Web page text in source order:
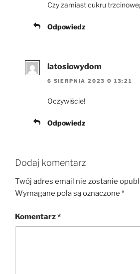
Czy zamiast cukru
Odpowiedz
latosiowydom
6 SIERPNIA 2023 O 13:21
Oczywiście!
Odpowiedz
Dodaj komentarz
Twój adres email nie zostanie
Wymagane pola są oznaczone *
Komentarz*